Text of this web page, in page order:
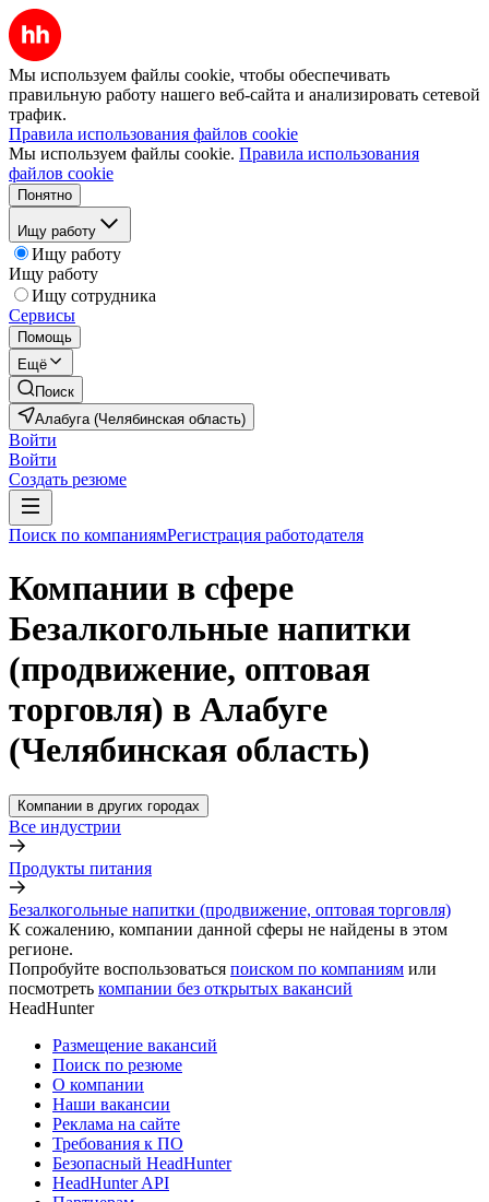
Мы используем файлы cookie, чтобы обеспечивать
правильную работу нашего веб-сайта и анализировать сетевой
трафик.
Правила использования файлов cookie
Мы используем файлы cookie. Правила использования
файлов cookie
Понятно
Ищу работу
Ищу работу
Ищу работу
Ищу сотрудника
Сервисы
Помощь
Ещё
Поиск
Алабуга (Челябинская область)
Войти
Войти
Создать резюме
Поиск по компаниямРегистрация работодателя
Компании в сфере
Безалкогольные напитки
(продвижение, оптовая
торговля) в Алабуге
(Челябинская область)
Компании в других городах
Все индустрии
Продукты питания
Безалкогольные напитки (продвижение, оптовая торговля)
К сожалению, компании данной сферы не найдены в этом
регионе.
Попробуйте воспользоваться поиском по компаниям или
посмотреть компании без открытых вакансий
HeadHunter
Размещение вакансий
Поиск по резюме
О компании
Наши вакансии
Реклама на сайте
Требования к ПО
Безопасный HeadHunter
HeadHunter API